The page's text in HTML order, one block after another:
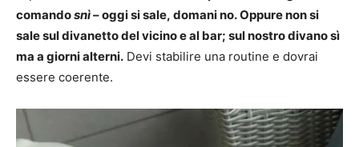
comandosnì– oggi si sale, domani no. Oppure non si
sale sul divanettodel vicino e al bar; sul nostro divano sì
ma a giorni alterni. Devi stabilire una routine e dovrai
essere coerente.